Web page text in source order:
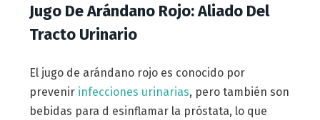
Jugo De Arándano Rojo: Aliado Del
Tracto Urinario
El jugo de arándano rojo es conocido por
prevenir infecciones urinarias, pero también son
bebidas para d esinflamar la próstata, lo que